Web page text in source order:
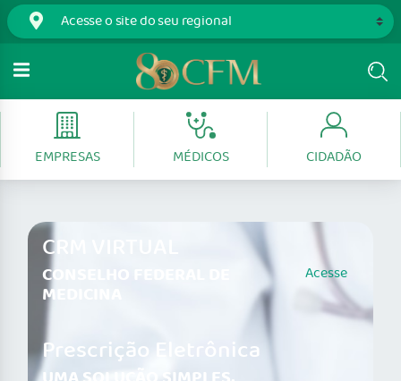
EMPRESAS MÉDICOS CIDADÃO
CRM VIRTUAL
CONSELHO FEDERAL DE
MEDICINA
Acesse
Prescrição Eletrônica